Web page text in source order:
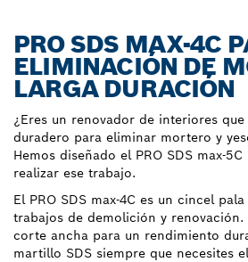
PRO SDS MAX-4C
ELIMINACIÓN DE
LARGA DURACIÓN
¿Eres un renovador de interiores
duradero para eliminar mortero y
Hemos diseñado el PRO SDS max-
realizar ese trabajo.
El PRO SDS max-4C es un cincel
trabajos de demolición y renovación.
corte ancha para un rendimiento
martillo SDS siempre que necesites